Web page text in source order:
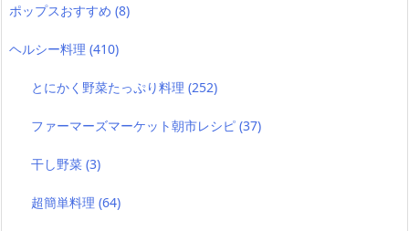
ポップスおすすめ (8)
ヘルシー料理 (410)
とにかく野菜たっぷり料理(252)
ファーマーズマーケット朝市レシピ(37)
干し野菜(3)
超簡単料理(64)